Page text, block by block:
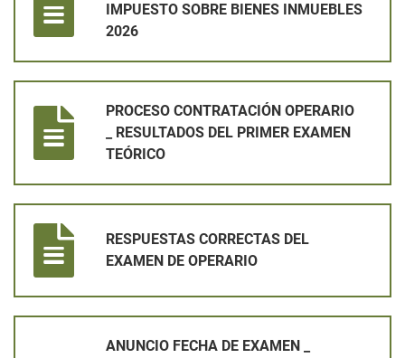
IMPUESTO SOBRE BIENES INMUEBLES
2026
PROCESO CONTRATACIÓN OPERARIO
_ RESULTADOS DEL PRIMER EXAMEN
TEÓRICO
RESPUESTAS CORRECTAS DEL
EXAMEN DE OPERARIO
ANUNCIO FECHA DE EXAMEN _